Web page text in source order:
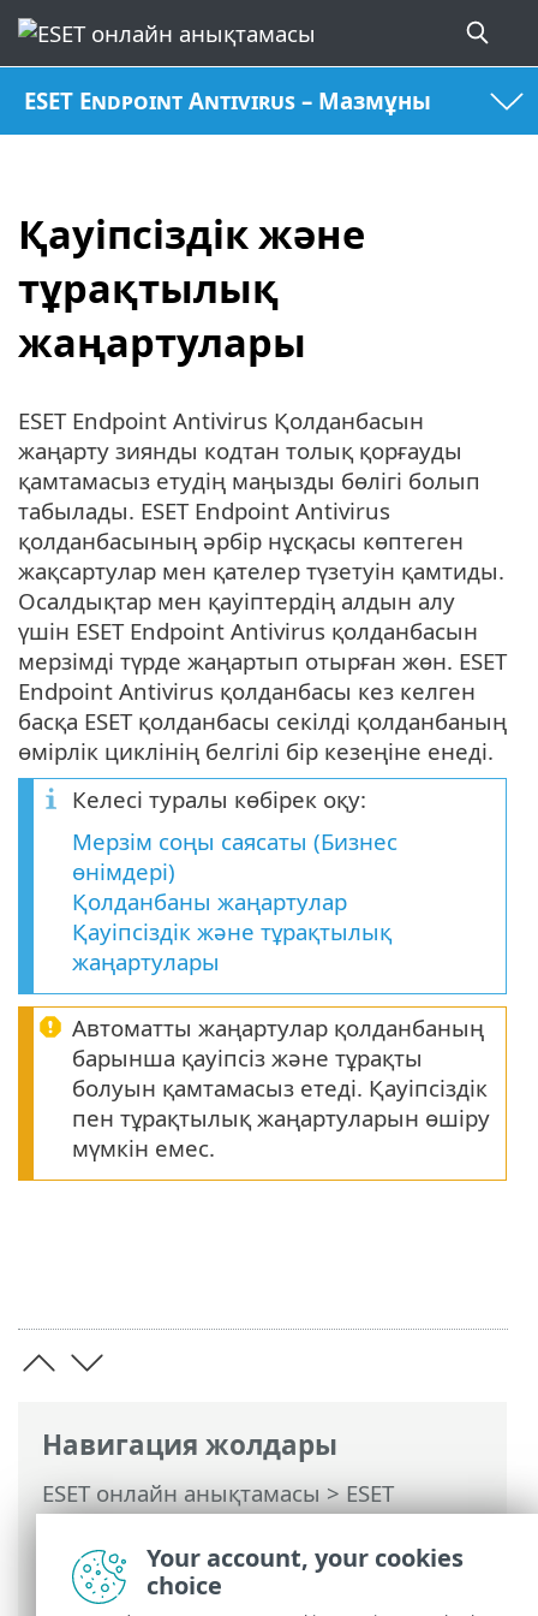
ESET Endpoint Antivirus – Мазмұны
Қауіпсіздік және
тұрақтылық
жаңартулары
Навигация жолдары
ESET онлайн анықтамасы>ESET
Endpoint Antivirus>Орнату/деңгейді
көтеру> Қауіпсіздік және тұрақтылық
жаңартулары
ESET Endpoint Antivirus Қолданбасын
жаңарту зиянды кодтан толық қорғауды
қамтамасыз етудің маңызды бөлігі болып
табылады. ESET Endpoint Antivirus
қолданбасының әрбір нұсқасы көптеген
жақсартулар мен қателер түзетуін қамтиды.
Осалдықтар мен қауіптердің алдын алу
үшін ESET Endpoint Antivirus қолданбасын
мерзімді түрде жаңартып отырған жөн. ESET
Endpoint Antivirus қолданбасы кез келген
басқа ESET қолданбасы секілді қолданбаның
өмірлік циклінің белгілі бір кезеңіне енеді.
Келесі туралы көбірек оқу:
Мерзім соңы саясаты (Бизнес
өнімдері)
Қолданбаны жаңартулар
Қауіпсіздік және тұрақтылық
жаңартулары
Автоматты жаңартулар қолданбаның
барынша қауіпсіз және тұрақты
болуын қамтамасыз етеді. Қауіпсіздік
пен тұрақтылық жаңартуларын өшіру
мүмкін емес.
Your account, your cookies
choice